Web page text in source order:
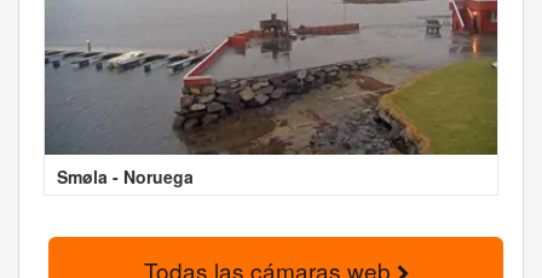
Smøla - Noruega
Todas las cámaras web